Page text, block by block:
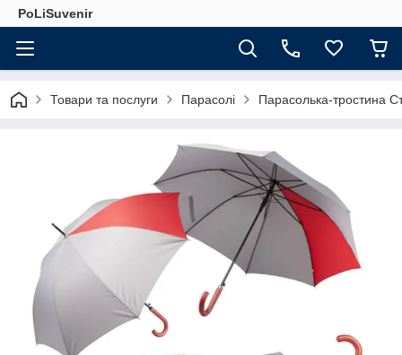
PoLiSuvenir
Товари та послуги Парасолі Парасолька-тростина